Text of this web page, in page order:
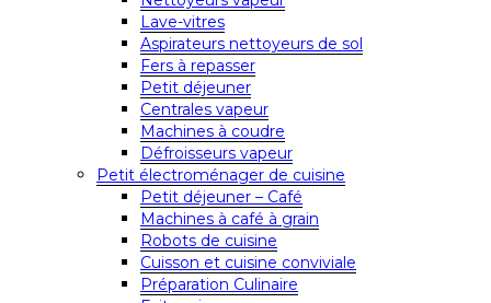
Lave-vitres
Aspirateurs nettoyeurs de sol
Fers à repasser
Petit déjeuner
Centrales vapeur
Machines à coudre
Défroisseurs vapeur
Petit électroménager de cuisine
Petit déjeuner – Café
Machines à café à grain
Robots de cuisine
Cuisson et cuisine conviviale
Préparation Culinaire